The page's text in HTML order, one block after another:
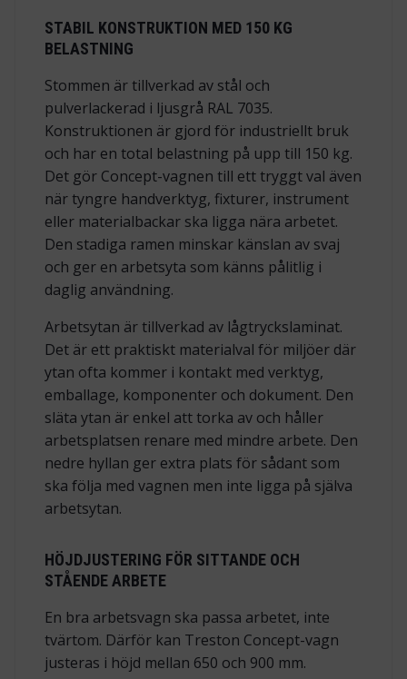
STABIL KONSTRUKTION MED 150 KG
BELASTNING
Stommen är tillverkad av stål och
pulverlackerad i ljusgrå RAL 7035.
Konstruktionen är gjord för industriellt bruk
och har en total belastning på upp till 150 kg.
Det gör Concept-vagnen till ett tryggt val även
när tyngre handverktyg, fixturer, instrument
eller materialbackar ska ligga nära arbetet.
Den stadiga ramen minskar känslan av svaj
och ger en arbetsyta som känns pålitlig i
daglig användning.
Arbetsytan är tillverkad av lågtryckslaminat.
Det är ett praktiskt materialval för miljöer där
ytan ofta kommer i kontakt med verktyg,
emballage, komponenter och dokument. Den
släta ytan är enkel att torka av och håller
arbetsplatsen renare med mindre arbete. Den
nedre hyllan ger extra plats för sådant som
ska följa med vagnen men inte ligga på själva
arbetsytan.
HÖJDJUSTERING FÖR SITTANDE OCH
STÅENDE ARBETE
En bra arbetsvagn ska passa arbetet, inte
tvärtom. Därför kan Treston Concept-vagn
justeras i höjd mellan 650 och 900 mm.